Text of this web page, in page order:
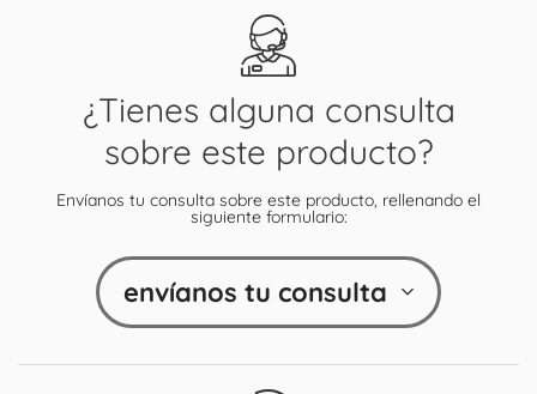
¿Tienes alguna consulta
sobre este producto?
Envíanos tu consulta sobre este producto, rellenando el
siguiente formulario:
envíanos tu consulta